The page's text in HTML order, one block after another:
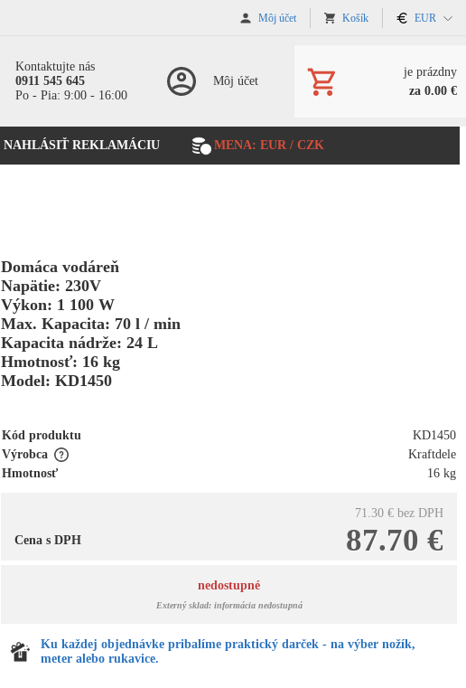
Môj účet Košík EUR
Kontaktujte nás
0911 545 645
Po - Pia: 9:00 - 16:00
Môj účet
je prázdny
za 0.00 €
NAHLÁSIŤ REKLAMÁCIU MENA: EUR / CZK
Domáca vodáreň
Napätie: 230V
Výkon: 1 100 W
Max. Kapacita: 70 l / min
Kapacita nádrže: 24 L
Hmotnosť: 16 kg
Model: KD1450
Kód produktu
KD1450
Výrobca
Kraftdele
Hmotnosť
16 kg
71.30 € bez DPH
87.70 €
Cena s DPH
nedostupné
Externý sklad: informácia nedostupná
Ku každej objednávke pribalíme praktický darček - na výber nožík,
meter alebo rukavice.